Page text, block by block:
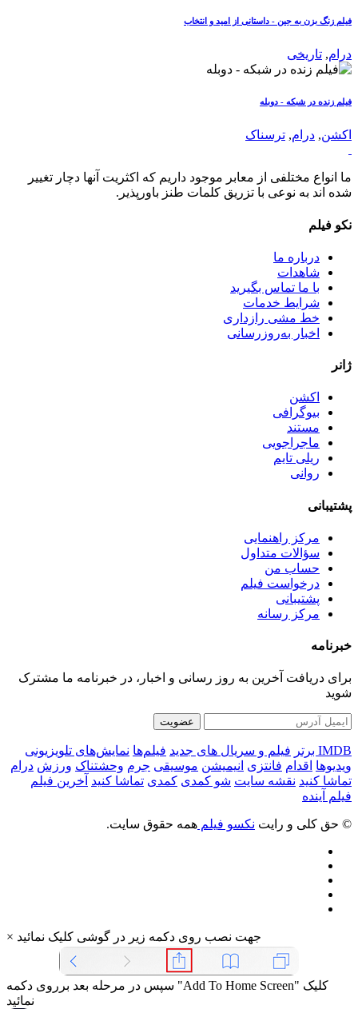
فیلم زنگ بزن به جین - داستانی از امید و انتخاب
درام, تاریخی
فیلم زنده در شبکه - دوبله
اکشن, درام, ترسناک
ما انواع مختلفی از معابر موجود داریم که اکثریت آنها دچار تغییر
شده اند به نوعی با تزریق کلمات طنز باورپذیر.
نکو فیلم
درباره ما
شاهدات
با ما تماس بگیرید
شرایط خدمات
خط مشی رازداری
اخبار به‌روزرسانی
ژانر
اکشن
بیوگرافی
مستند
ماجراجویی
ریلی تایم
روانی
پشتیبانی
مرکز راهنمایی
سؤالات متداول
حساب من
درخواست فیلم
پشتیبانی
مرکز رسانه
خبرنامه
برای دریافت آخرین به روز رسانی و اخبار، در خبرنامه ما مشترک
شوید
عضویت
IMDB برتر فیلم و سریال های جدید فیلم‌ها نمایش‌های تلویزیونی
ویدیوها اقدام فانتزی انیمیشن موسیقی جرم وحشتناک ورزش درام
تماشا کنید نقشه سایت شو کمدی کمدی تماشا کنید آخرین فیلم
فیلم آینده
© حق کلی و رایت نکسو فیلم همه حقوق سایت.
× جهت نصب روی دکمه زیر در گوشی کلیک نمائید
سپس در مرحله بعد برروی دکمه "Add To Home Screen" کلیک
نمائید